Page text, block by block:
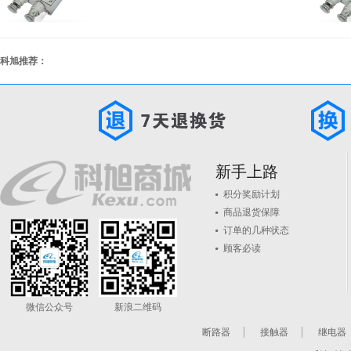
科旭推荐：
微信公众号 新浪二维码
新手上路
积分奖励计划
商品退货保障
订单的几种状态
顾客必读
断路器 接触器 继电器